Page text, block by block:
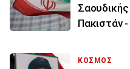
Πακιστάν -
ΚΟΣΜΟΣ